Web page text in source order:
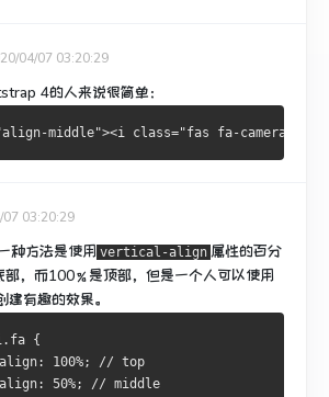
04/07 03:20:29
4的人来说很简单：
07 03:20:29
种方法是使用 vertical-align 属性的百分
部，而100％是顶部，但是一个人可以使用
有趣的效果。
i.fa {
100%; // top
50%; // middle